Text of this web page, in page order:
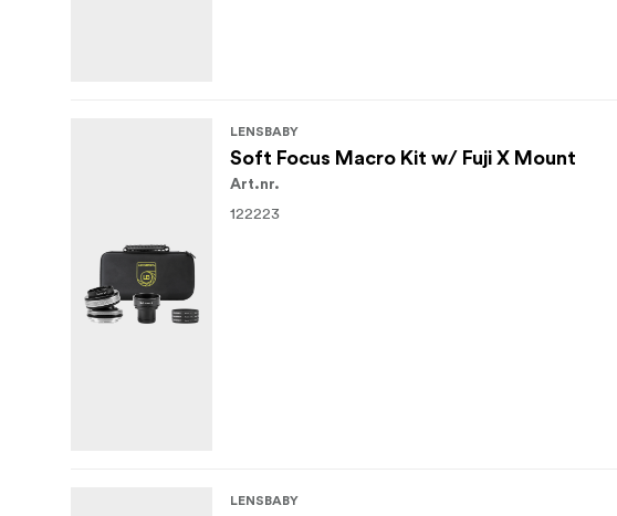
LENSBABY
Soft Focus Macro Kit w/ Fuji X Mount
Art.nr.
122223
LENSBABY